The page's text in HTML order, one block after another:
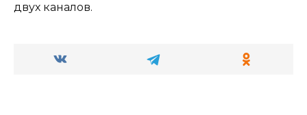
двух каналов.